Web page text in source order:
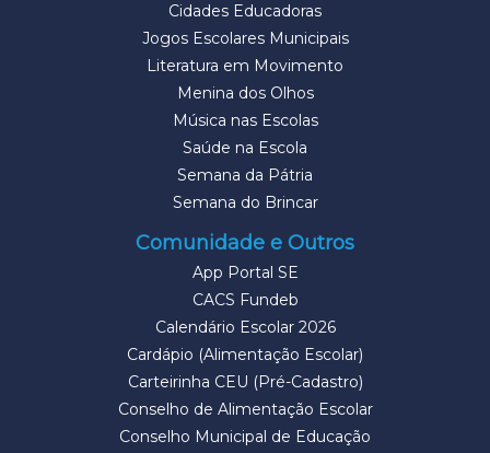
Cidades Educadoras
Jogos Escolares Municipais
Literatura em Movimento
Menina dos Olhos
Música nas Escolas
Saúde na Escola
Semana da Pátria
Semana do Brincar
Comunidade e Outros
App Portal SE
CACS Fundeb
Calendário Escolar 2026
Cardápio (Alimentação Escolar)
Carteirinha CEU (Pré-Cadastro)
Conselho de Alimentação Escolar
Conselho Municipal de Educação